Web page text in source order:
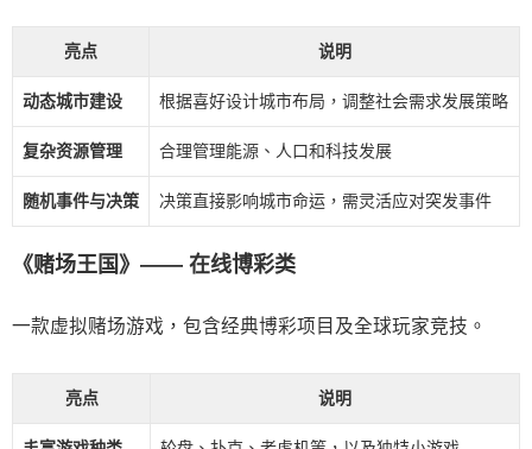
亮点 说明
动态城市建设 根据喜好设计城市布局，调整社会需求发展策略
复杂资源管理 合理管理能源、人口和科技发展
随机事件与决策 决策直接影响城市命运，需灵活应对突发事件
《赌场王国》—— 在线博彩类
一款虚拟赌场游戏，包含经典博彩项目及全球玩家竞技。
亮点 说明